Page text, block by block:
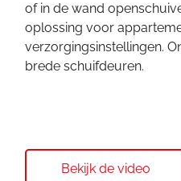
of in de wand
oplossing voor
verzorgingsinstellingen.
brede schuifdeuren.
Bekijk de video